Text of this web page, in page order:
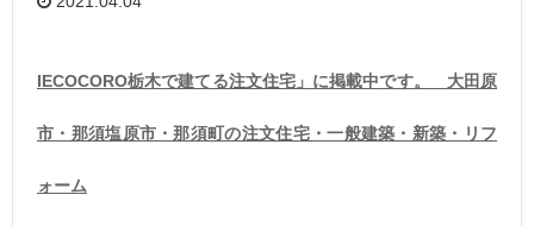
IECOCORO栃木で建てる注文住宅」に掲載中です。 大田原
市・那須塩原市・那須町の注文住宅・一般建築・新築・リフ
ォーム